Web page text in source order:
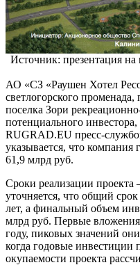
Источник: презентация на
АО «СЗ «Раушен Хотел
светлогорского
поселка Зори
потенциального
RUGRAD.EU пресс-
указывается, что компания
61,9 млрд руб.
Сроки реализации
уточняется, что общий
лет, а финальный объем
млрд руб. Первые вложения
году, пиковых значений
когда годовые инвестиции
окупаемости проекта